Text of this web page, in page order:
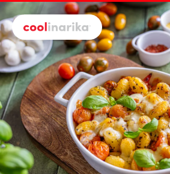
Preskoči na glavni sadržaj